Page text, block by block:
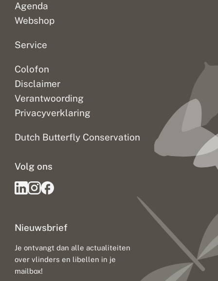
Agenda
Webshop
Service
Colofon
Disclaimer
Verantwoording
Privacyverklaring
Dutch Butterfly Conservation
Nieuwsbrief
Je ontvangt dan alle actualiteiten
over vlinders en libellen in je
mailbox!
Volg ons